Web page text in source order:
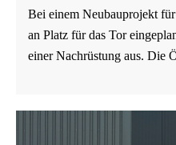
Bei einem Neubauprojekt
an Platz für das Tor
einer Nachrüstung aus. Die